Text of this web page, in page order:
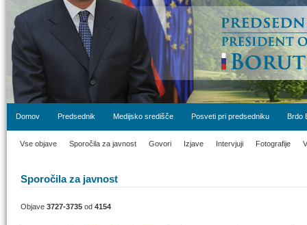
Domov Predsednik Medijsko središče Posveti pri predsedniku Brdo
Vse objave Sporočila za javnost Govori Izjave Intervjuji Fotografije
Sporočila za javnost
Objave 3727-3735 od 4154